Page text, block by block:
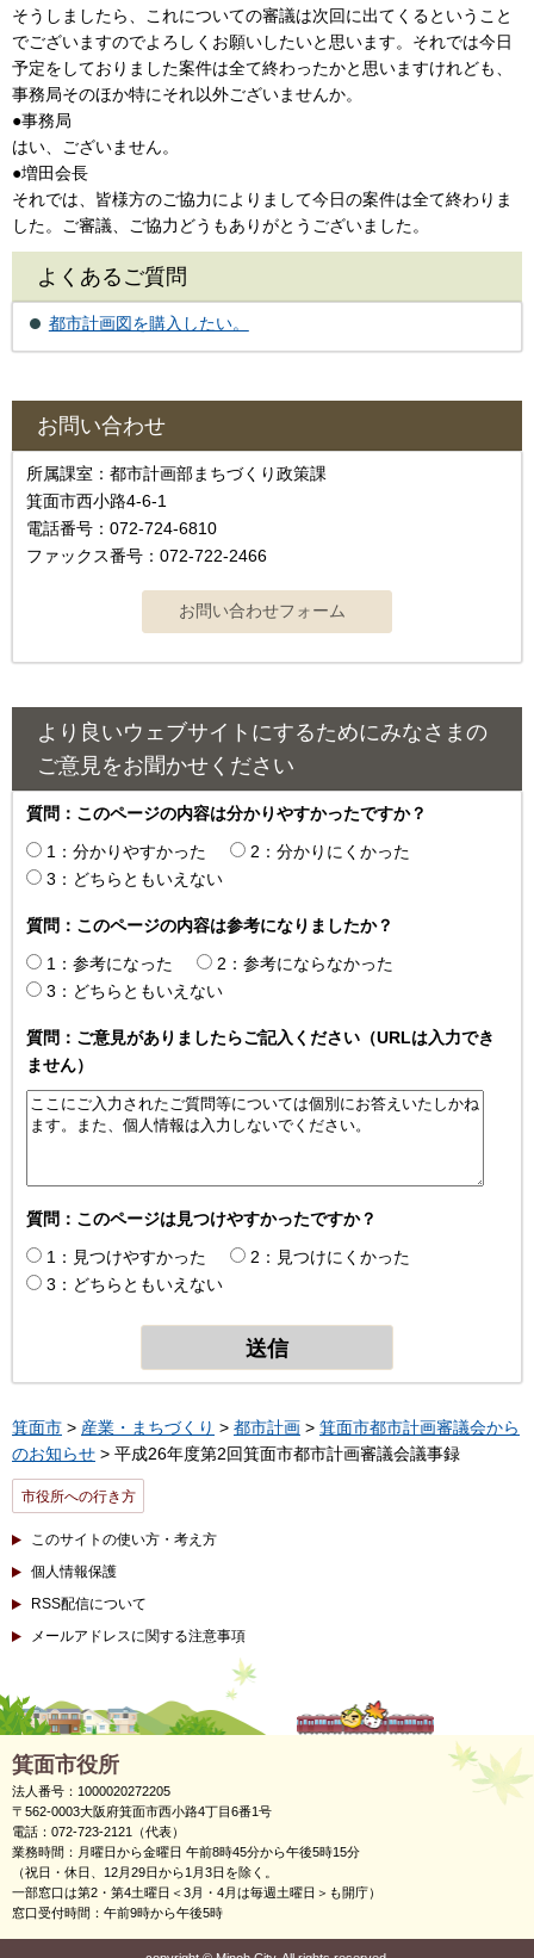
そうしましたら、これについての審議は次回に出てくるということ
でございますのでよろしくお願いしたいと思います。それでは今日
予定をしておりました案件は全て終わったかと思いますけれども、
事務局そのほか特にそれ以外ございませんか。
●事務局
はい、ございません。
●増田会長
それでは、皆様方のご協力によりまして今日の案件は全て終わりま
した。ご審議、ご協力どうもありがとうございました。
よくあるご質問
都市計画図を購入したい。
お問い合わせ
所属課室：都市計画部まちづくり政策課
箕面市西小路4‐6‐1
電話番号：072-724-6810
ファックス番号：072-722-2466
より良いウェブサイトにするためにみなさまの
ご意見をお聞かせください
質問：このページの内容は分かりやすかったですか？
1：分かりやすかった
2：分かりにくかった
3：どちらともいえない
質問：このページの内容は参考になりましたか？
1：参考になった
2：参考にならなかった
3：どちらともいえない
質問：ご意見がありましたらご記入ください（URLは入力でき
ません）
質問：このページは見つけやすかったですか？
1：見つけやすかった
2：見つけにくかった
3：どちらともいえない
箕面市 > 産業・まちづくり > 都市計画 > 箕面市都市計画審議会から
のお知らせ > 平成26年度第2回箕面市都市計画審議会議事録
市役所への行き方
このサイトの使い方・考え方
個人情報保護
RSS配信について
メールアドレスに関する注意事項
箕面市役所
法人番号：1000020272205
〒562-0003大阪府箕面市西小路4丁目6番1号
電話：072-723-2121（代表）
業務時間：月曜日から金曜日 午前8時45分から午後5時15分
（祝日・休日、12月29日から1月3日を除く。
一部窓口は第2・第4土曜日＜3月・4月は毎週土曜日＞も開庁）
窓口受付時間：午前9時から午後5時